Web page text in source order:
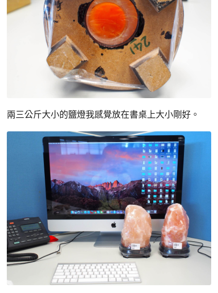
兩三公斤大小的鹽燈我感覺放在書桌上大小剛好。